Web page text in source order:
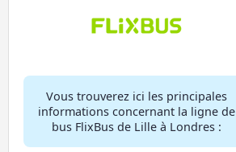
Vous trouverez ici les principales
informations concernant la ligne de
bus FlixBus de Lille à Londres :